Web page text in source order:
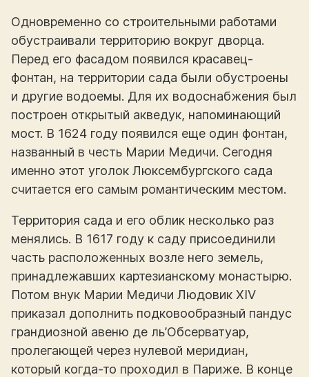
Одновременно со строительными работами
обустраивали территорию вокруг дворца.
Перед его фасадом появился красавец-
фонтан, на территории сада были обустроены
и другие водоемы. Для их водоснабжения был
построен открытый акведук, напоминающий
мост. В 1624 году появился еще один фонтан,
названный в честь Марии Медичи. Сегодня
именно этот уголок Люксембургского сада
считается его самым романтическим местом.
Территория сада и его облик несколько раз
менялись. В 1617 году к саду присоединили
часть расположенных возле него земель,
принадлежавших картезианскому монастырю.
Потом внук Марии Медичи Людовик XIV
приказал дополнить подковообразный пандус
грандиозной авеню де ль’Обсерватуар,
пролегающей через нулевой меридиан,
который когда-то проходил в Париже. В конце